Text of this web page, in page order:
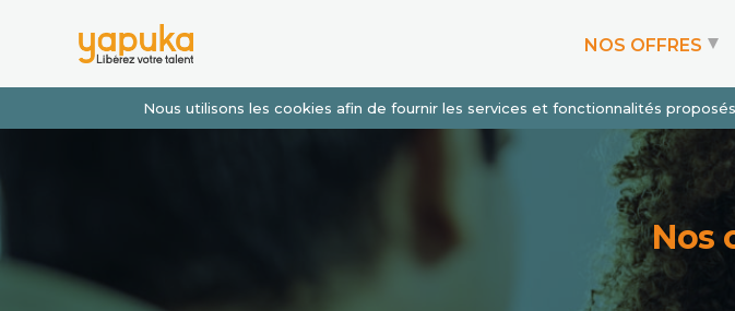
Nous utilisons les cookies afin de fournir les services et fonctionnalités
NOS OFFRES
Coaching
Coaching
Coaching Sur-
Nos